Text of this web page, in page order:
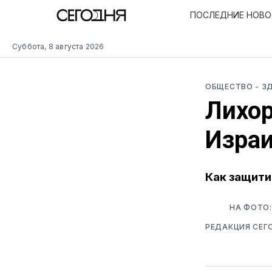
Суббота, 8 августа 2026
ПОСЛЕДНИЕ
ОБЩЕСТВО -
Как
НА ФОТО:
РЕДАКЦИЯ